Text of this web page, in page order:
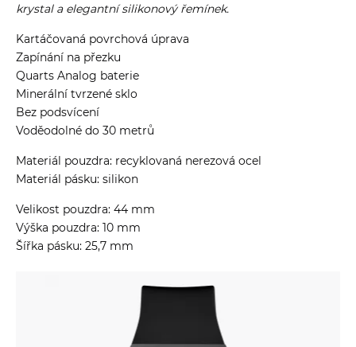
krystal a elegantní silikonový řemínek.
Kartáčovaná povrchová úprava
Zapínání na přezku
Quarts Analog baterie
Minerální tvrzené sklo
Bez podsvícení
Voděodolné do 30 metrů
Materiál pouzdra: recyklovaná nerezová ocel
Materiál pásku: silikon
Velikost pouzdra: 44 mm
Výška pouzdra: 10 mm
Šířka pásku: 25,7 mm